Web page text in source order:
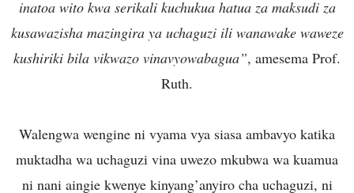
inatoa wito kwa serikali kuchukua hatua za maksudi za
kusawazisha mazingira ya uchaguzi ili wanawake waweze
kushiriki bila vikwazo vinavyowabagua”, amesema Prof.
Ruth.
Walengwa wengine ni vyama vya siasa ambavyo katika
muktadha wa uchaguzi vina uwezo mkubwa wa kuamua
ni nani aingie kwenye kinyang’anyiro cha uchaguzi, ni